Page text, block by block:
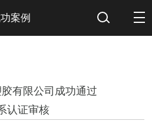
案例
有限公司成功通过
认证审核